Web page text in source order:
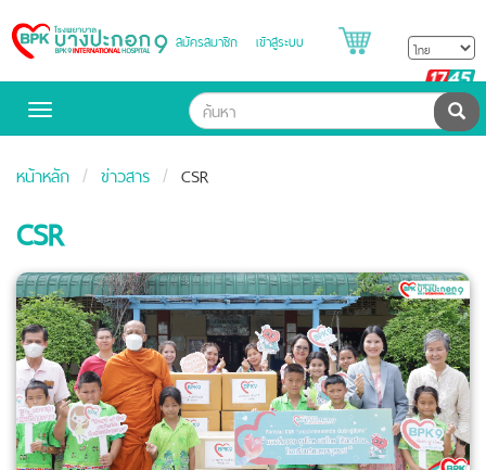
Bangpakok
Hospital
สมัครสมาชิก เข้าสู่ระบบ
Toggle
ค้น
หน้าหลัก ข่าวสาร CSR
CSR